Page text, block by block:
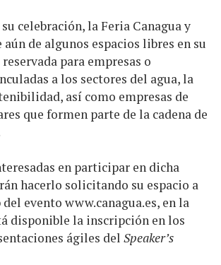
celebración, la Feria Canagua y
de algunos espacios libres en su
para empresas o
a los sectores del agua, la
así como empresas de
que formen parte de la cadena de
en participar en dicha
hacerlo solicitando su espacio a
del evento www.canagua.es, en la
disponible la inscripción en los
ágiles del Speaker’s